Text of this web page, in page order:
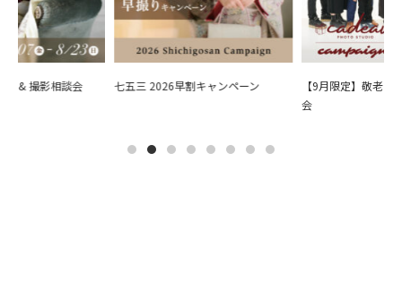
& 撮影相談会 七五三 2026早割キャンペーン
【9月限定】敬老の
会